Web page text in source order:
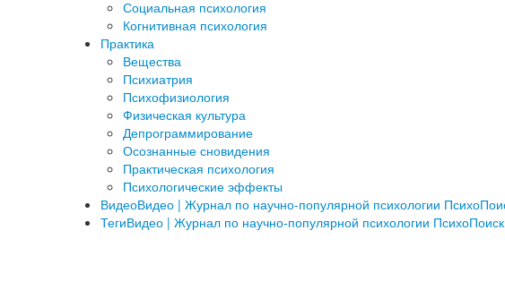
Социальная психология
Когнитивная психология
Практика
Вещества
Психиатрия
Психофизиология
Физическая культура
Депрограммирование
Осознанные сновидения
Практическая психология
Психологические эффекты
ВидеоВидео | Журнал по научно-популярной психологии
ТегиВидео | Журнал по научно-популярной психологии ПсихоПоиск